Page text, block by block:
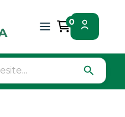
0
search
Volante